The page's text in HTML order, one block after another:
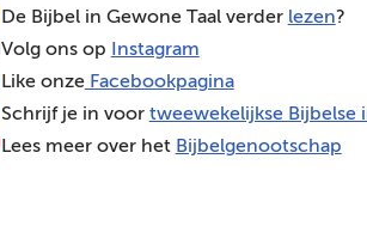
De Bijbel in Gewone Taal verder lezen?
Volg ons op
Instagram
Like onzeFacebookpagina
Schrijf je in voor tweewekelijkse Bijbelse
Lees meer over het Bijbelgenootschap